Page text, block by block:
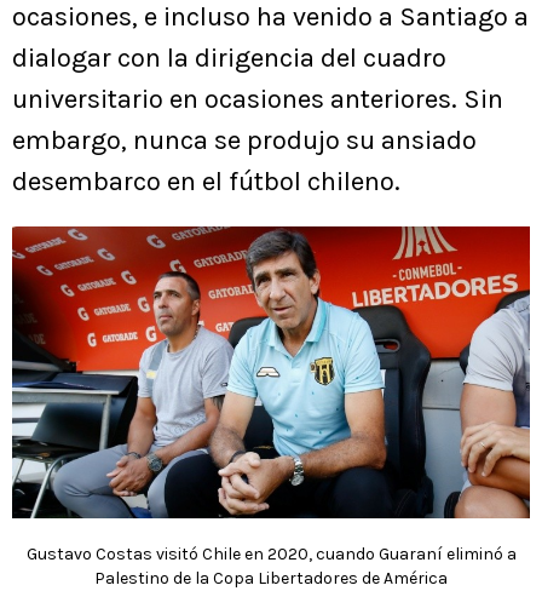
ocasiones, e incluso ha venido a Santiago a
dialogar con la dirigencia del cuadro
universitario en ocasiones anteriores. Sin
embargo, nunca se produjo su ansiado
desembarco en el fútbol chileno.
Gustavo Costas visitó Chile en 2020, cuando Guaraní eliminó a
Palestino de la Copa Libertadores de América